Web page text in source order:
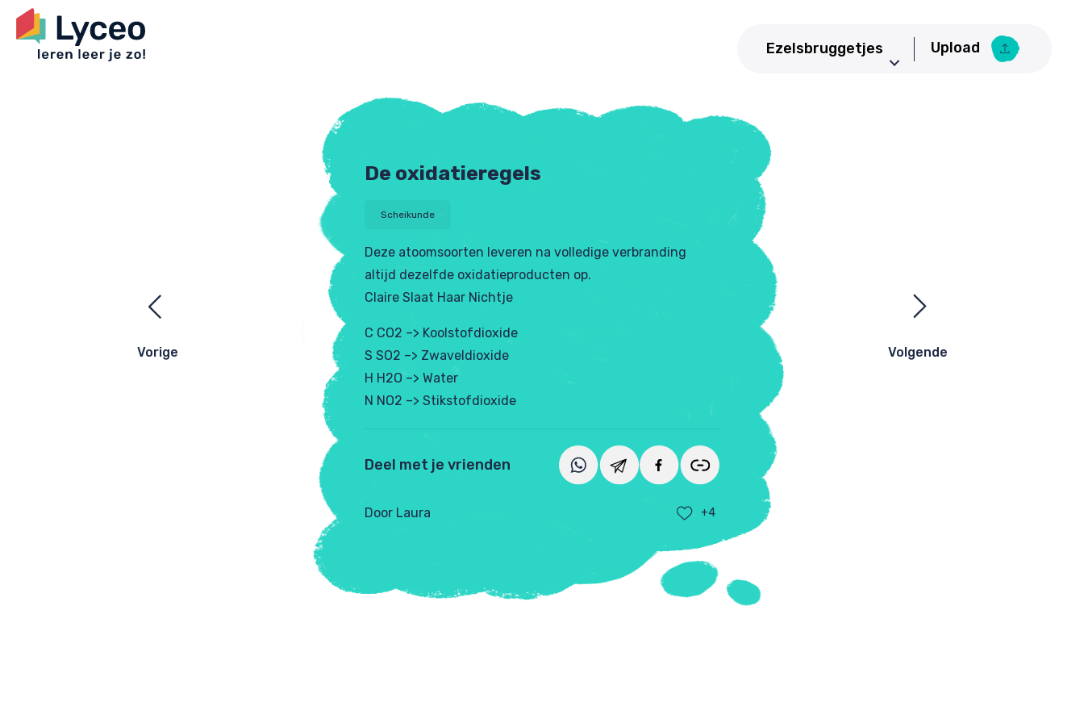
Ezelsbruggetjes
Aardrijkskunde
Duits
Economie
Engels
Geneeskunde
Geschiedenis
Grieks
Informatica
Latijn
Maatschappijleer
Muziek
Natuurkunde
Nederlands
Upload
De oxidatieregels
Scheikunde
Deze atoomsoorten leveren na volledige verbranding
altijd dezelfde oxidatieproducten op.
Claire Slaat Haar Nichtje
C CO2 –> Koolstofdioxide
S SO2 –> Zwaveldioxide
H H2O –> Water
N NO2 –> Stikstofdioxide
Deel met je vrienden
Door Laura +4
Ezelsbruggetjes
navigatie
Vorige Volgende